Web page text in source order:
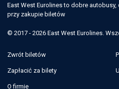
East West Eurolines to dobre
przy zakupie biletów
© 2017 - 2026 East West Eurolines.
Zwrót biletów
Zapłacić za bilety
O firmie